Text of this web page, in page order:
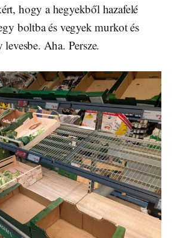
hogy a hegyekből hazafelé
boltba és vegyek murkot és
Aha. Persze.